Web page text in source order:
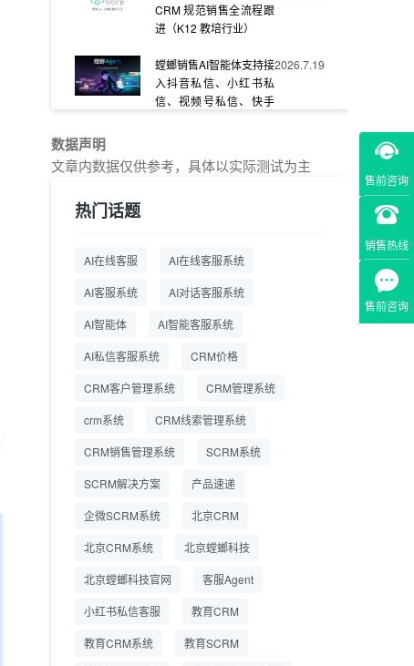
售前咨询
销售热线
售前咨询
CRM 规范销售全流程跟
进（K12 教培行业）
螳螂销售AI智能体支持接
入抖音私信、小红书私
信、视频号私信、快手
2026.7.19
螳螂系统专为K12/职业
交：螳螂科技销售AI智能
一站式SCRM系统企微
全流程
商用SCRM系统企微工
营成本
2026.7.14
企业微信 私域用户精细
螳螂教育CRM助力教培
机构精细化运营
数据声明
文章内数据仅供参考，具体以实际测试为主
热门话题
AI在线客服 AI在线客服系统
AI客服系统 AI对话客服系统
AI智能体 AI智能客服系统
AI私信客服系统 CRM价格
CRM客户管理系统 CRM管理系统
crm系统 CRM线索管理系统
CRM销售管理系统 SCRM系统
SCRM解决方案 产品速递
企微SCRM系统 北京CRM
北京CRM系统 北京螳螂科技
北京螳螂科技官网 客服Agent
小红书私信客服 教育CRM
教育CRM系统 教育SCRM